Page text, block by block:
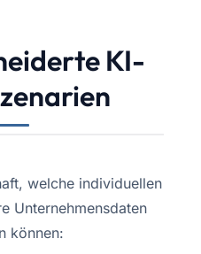
KI-
welche individuellen
Unternehmensdaten
können: